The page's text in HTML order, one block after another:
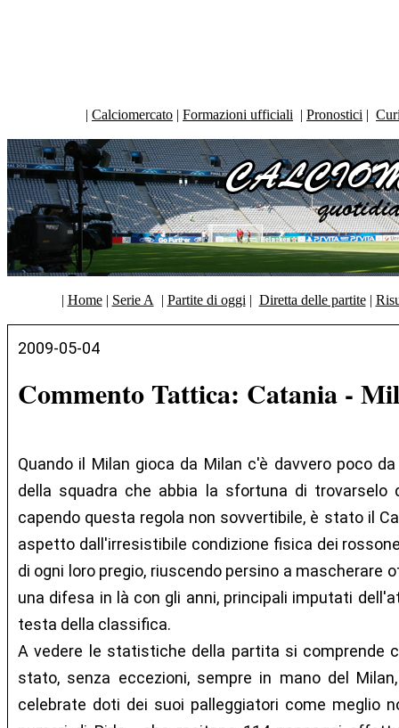
| Calciomercato | Formazioni ufficiali | Pronostici |
| Home| Serie A | Partite di oggi | Diretta delle partite|
2009-05-04
Commento Tattica: Catania -
Quando il Milan gioca da Milan c'è davvero poco
della squadra che abbia la sfortuna di
capendo questa regola non sovvertibile, è stato il
aspetto dall'irresistibile condizione fisica dei
di ogni loro pregio, riuscendo persino a mascherare
una difesa in là con gli anni, principali imputati
testa della classifica.
A vedere le statistiche della partita si comprende
stato, senza eccezioni, sempre in mano del
celebrate doti dei suoi palleggiatori come meglio